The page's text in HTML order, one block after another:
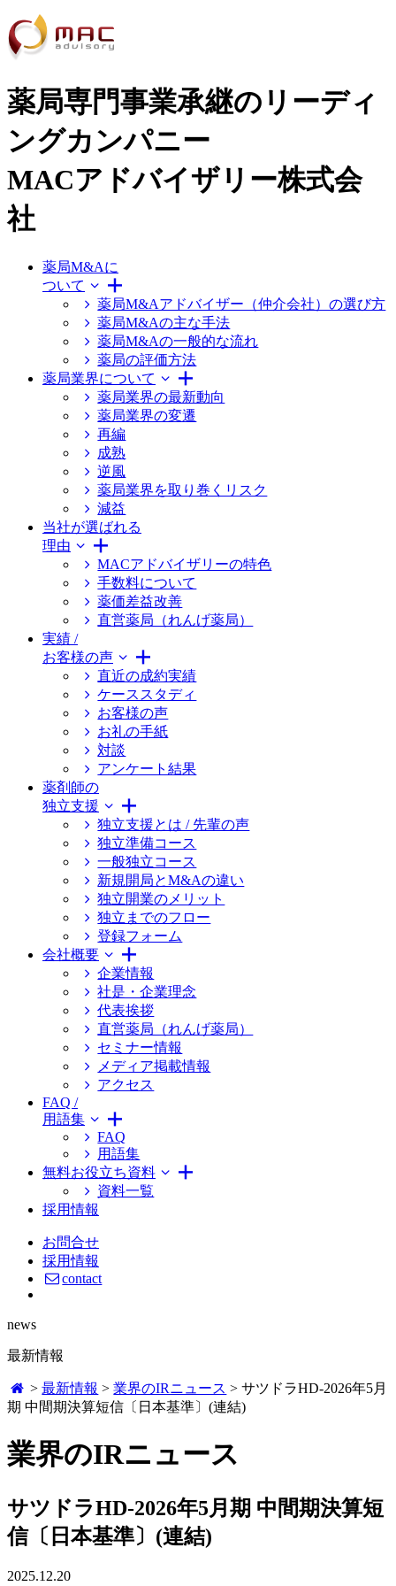
薬局専門事業承継のリーディ
ングカンパニー
MACアドバイザリー株式会
社
薬局M&Aに
ついて
薬局M&Aアドバイザー（仲介会社）の選び方
薬局M&Aの主な手法
薬局M&Aの一般的な流れ
薬局の評価方法
薬局業界について
薬局業界の最新動向
薬局業界の変遷
再編
成熟
逆風
薬局業界を取り巻くリスク
減益
当社が選ばれる
理由
MACアドバイザリーの特色
手数料について
薬価差益改善
直営薬局（れんげ薬局）
実績 /
お客様の声
直近の成約実績
ケーススタディ
お客様の声
お礼の手紙
対談
アンケート結果
薬剤師の
独立支援
独立支援とは / 先輩の声
独立準備コース
一般独立コース
新規開局とM&Aの違い
独立開業のメリット
独立までのフロー
登録フォーム
会社概要
企業情報
社是・企業理念
代表挨拶
直営薬局（れんげ薬局）
セミナー情報
メディア掲載情報
アクセス
FAQ /
用語集
FAQ
用語集
無料お役立ち資料
資料一覧
採用情報
お問合せ
採用情報
contact
news
最新情報
>最新情報 >業界のIRニュース >サツドラHD-2026年5月
期 中間期決算短信〔日本基準〕(連結)
業界のIRニュース
サツドラHD-2026年5月期 中間期決算短
信〔日本基準〕(連結)
2025.12.20